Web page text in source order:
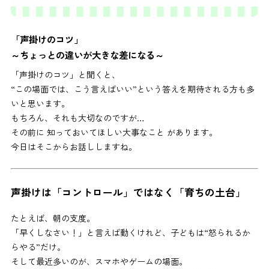
「声掛けのコツ」
～ちょっとの違いが大きな差になる～
「声掛けのコツ」と聞くと、
“この場面では、こう言えばいい”という答えを期待される方も多
いと思います。
もちろん、それも大切なのですが…
その前に 知っておいてほしい大事なこと があります。
今日はそこからお話ししますね。
声掛けは「コントロール」ではなく「育ちの土台」
たとえば、朝の支度。
「早くしなさい！」と言えば動くけれど、子どもは“怒られるか
らやる”だけ。
そして最近多いのが、スマホやゲームの場面。